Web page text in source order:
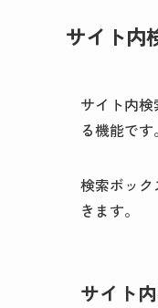
サイト内
サイト内
る機能で
検索ボッ
きます。
サイト